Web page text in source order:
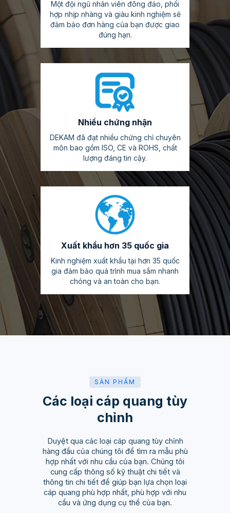
Một đội ngũ nhân viên đông đảo, phối
hợp nhịp nhàng và giàu kinh nghiệm sẽ
đảm bảo đơn hàng của bạn được giao
đúng hạn.
Nhiều chứng nhận
DEKAM đã đạt nhiều chứng chỉ chuyên
môn bao gồm ISO, CE và ROHS, chất
lượng đáng tin cậy.
Xuất khẩu hơn 35 quốc gia
Kinh nghiệm xuất khẩu tại hơn 35 quốc
gia đảm bảo quá trình mua sắm nhanh
chóng và an toàn cho bạn.
SẢN PHẨM
Các loại cáp quang tùy
chỉnh
Duyệt qua các loại cáp quang tùy chỉnh
hàng đầu của chúng tôi để tìm ra mẫu phù
hợp nhất với nhu cầu của bạn. Chúng tôi
cung cấp thông số kỹ thuật chi tiết và
thông tin chi tiết để giúp bạn lựa chọn loại
cáp quang phù hợp nhất, phù hợp với nhu
cầu và ứng dụng cụ thể của bạn.